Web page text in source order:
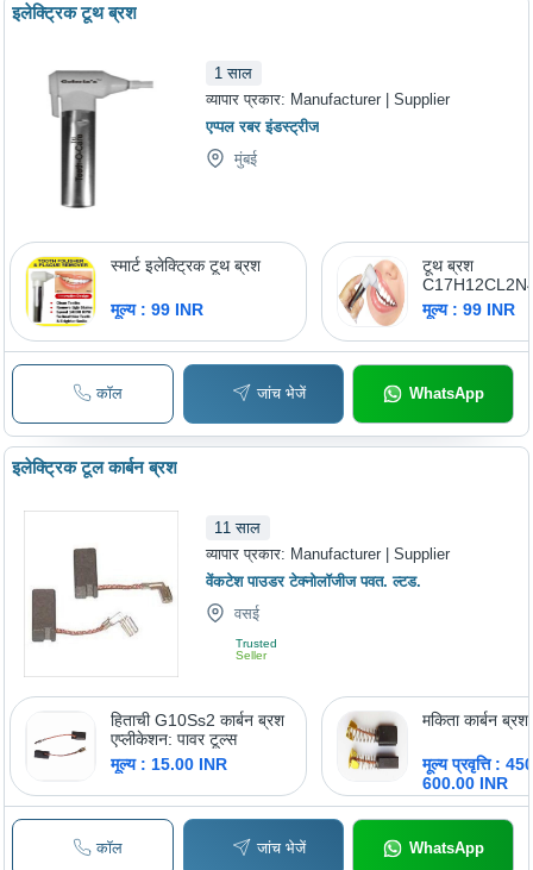
इलेक्ट्रिक टूथ ब्रश
1 साल
व्यापार प्रकार: Manufacturer | Supplier
एप्पल रबर इंडस्ट्रीज
मुंबई
स्मार्ट इलेक्ट्रिक टूथ ब्रश
मूल्य : 99 INR
टूथ ब्रश
मूल्य : 99 INR
कॉल जांच भेजें WhatsApp
इलेक्ट्रिक टूल कार्बन ब्रश
11 साल
व्यापार प्रकार: Manufacturer | Supplier
वेंकटेश पाउडर टेक्नोलॉजीज पवत. ल्टड.
वसई
Trusted
Seller
हिताची G10Ss2 कार्बन ब्रश
एप्लीकेशन: पावर टूल्स
मूल्य : 15.00 INR
मकिता कार्बन ब्रश
मूल्य प्रवृत्ति :
600.00 INR
कॉल जांच भेजें WhatsApp